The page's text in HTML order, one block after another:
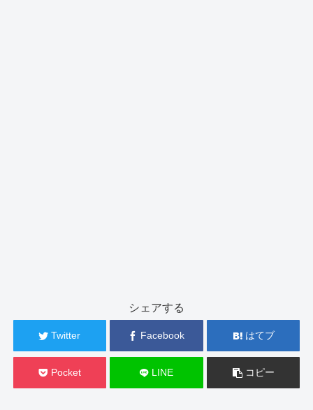
シェアする
Twitter Facebook はてブ
Pocket LINE コピー